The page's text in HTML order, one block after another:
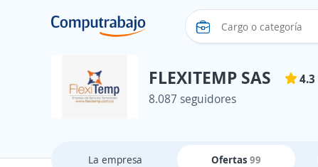
FLEXITEMP SAS
4.3
8.087 seguidores
La empresa Ofertas 99